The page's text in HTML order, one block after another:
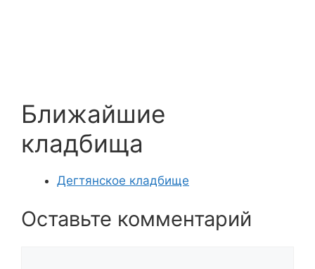
Ближайшие
кладбища
Дегтянское кладбище
Оставьте комментарий